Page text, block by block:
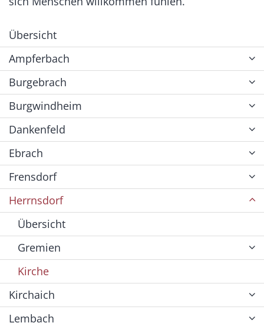
Übersicht
Ampferbach
Burgebrach
Burgwindheim
Dankenfeld
Ebrach
Frensdorf
Herrnsdorf
Übersicht
Gremien
Kirche
Kirchaich
Lembach